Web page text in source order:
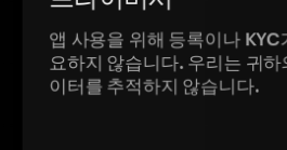
앱 사용을 위해 등록이나 KYC
요하지 않습니다. 우리는 귀하
이터를 추적하지 않습니다.